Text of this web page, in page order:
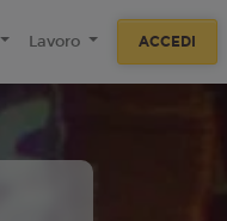
Lavoro ACCEDI